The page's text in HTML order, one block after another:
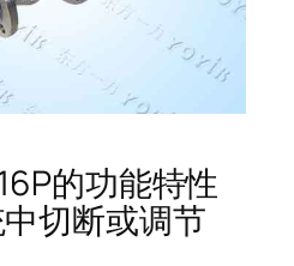
的功能特性
切断或调节